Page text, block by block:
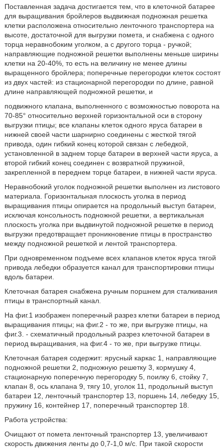
Поставленная задача достигается тем, что в клеточной батарее
для выращивания бройлеров выдвижная подножная решетка
клетки расположена относительно ленточного транспортера на
высоте, достаточной для выгрузки помета, и снабжена с одного
торца неравнобоким уголком, а с другого торца - ручкой;
направляющие подножной решетки выполнены меньше ширины
клетки на 20-40%, то есть на величину не менее длины
выращенного бройлера; поперечные перегородки клеток состоят
из двух частей: из стационарной перегородки по длине, равной
длине направляющей подножной решетки, и
подвижного клапана, выполненного с возможностью поворота на
70-85° относительно верхней горизонтальной оси в сторону
выгрузки птицы; все клапаны клеток одного яруса батареи в
нижней своей части шарнирно соединены с жесткой тягой
привода, один гибкий конец которой связан с лебедкой,
установленной в заднем торце батареи в верхней части яруса, а
второй гибкий конец соединен с возвратной пружиной,
закрепленной в переднем торце батареи, в нижней части яруса.
Неравнобокий уголок подножной решетки выполнен из листового
материала. Горизонтальная плоскость уголка в период
выращивания птицы опирается на продольный выступ батареи,
исключая консольность подножной решетки, а вертикальная
плоскость уголка при выдвинутой подножной решетке в период
выгрузки предотвращает проникновение птицы в пространство
между подножной решеткой и лентой транспортера.
При одновременном подъеме всех клапанов клеток яруса тягой
привода лебедки образуется канал для транспортировки птицы
вдоль батареи.
Клеточная батарея снабжена ручным поршнем для сталкивания
птицы в транспортный канал.
На фиг.1 изображен поперечный разрез клетки батареи в период
выращивания птицы; на фиг.2 - то же, при выгрузке птицы, на
фиг.3. - схематичный продольный разрез клеточной батареи в
период выращивания, на фиг.4 - то же, при выгрузке птицы.
Клеточная батарея содержит: ярусный каркас 1, направляющие
подножной решетки 2, подножную решетку 3, кормушку 4,
стационарную поперечную перегородку 5, поилку 6, стойку 7,
клапан 8, ось клапана 9, тягу 10, уголок 11, продольный выступ
батареи 12, ленточный транспортер 13, поршень 14, лебедку 15,
пружину 16, контейнер 17, поперечный транспортер 18.
Работа устройства:
Очищают от помета ленточный транспортер 13, увеличивают
скорость движения ленты до 0,7-1,0 м/с. При такой скорости